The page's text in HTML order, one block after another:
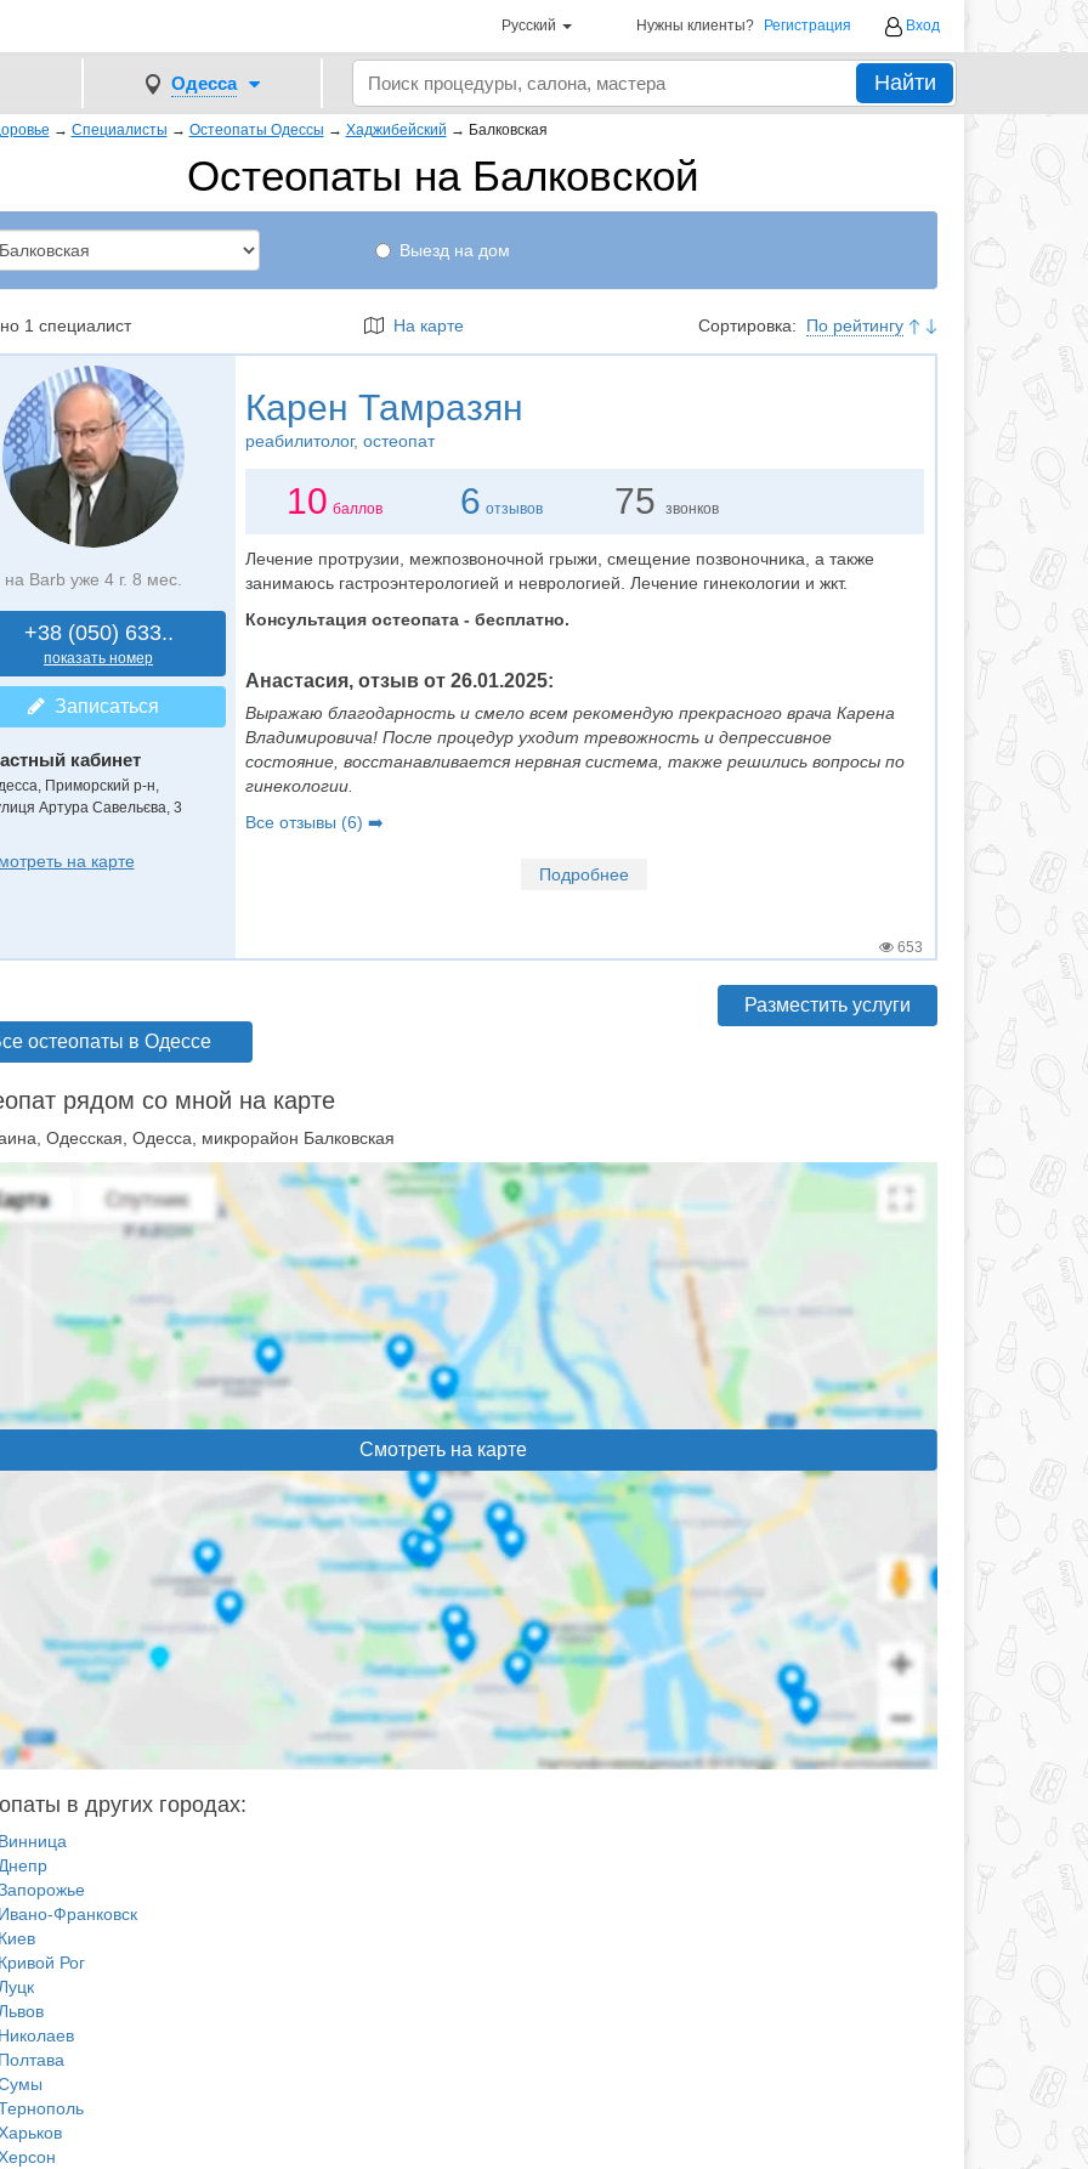
Русский Нужны клиенты? Регистрация Вход
Одесса Найти
→ Специалисты → Остеопаты Одессы → Хаджибейский → Балковская
Остеопаты на Балковской
Выезд на дом
1 специалист На карте Сортировка: По рейтингу
на Barb уже 4 г. 8 мес.
+38 (050) 633..
показать номер
Записаться
кабинет
Приморский р-н,
Артура Савельєва, 3
на карте
Карен Тамразян
реабилитолог, остеопат
10 баллов 6 отзывов 75звонков
Лечение протрузии, межпозвоночной грыжи, смещение позвоночника, а также
занимаюсь гастроэнтерологией и неврологией. Лечение гинекологии и жкт.
Консультация остеопата - бесплатно.
Анастасия, отзыв от 26.01.2025:
Выражаю благодарность и смело всем рекомендую прекрасного врача Карена
Владимировича! После процедур уходит тревожность и депрессивное
состояние, восстанавливается нервная система, также решились вопросы по
гинекологии.
Все отзывы (6) ➡️
Подробнее
653
остеопаты в Одессе
Разместить услуги
рядом со мной на карте
Одесская, Одесса, микрорайон Балковская
Смотреть на карте
в других городах:
Франковск
Рог